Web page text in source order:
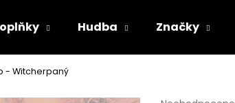
Hudba Značky
- Witcherpaný
Co potřebujete najít?